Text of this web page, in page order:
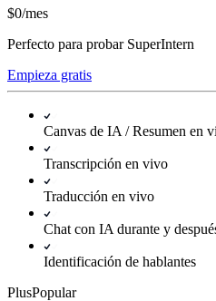
$0/mes
Perfecto para probar SuperIntern
Empieza gratis
Canvas de IA / Resumen en
Transcripción en vivo
Traducción en vivo
Chat con IA durante y
Identificación de hablantes
PlusPopular